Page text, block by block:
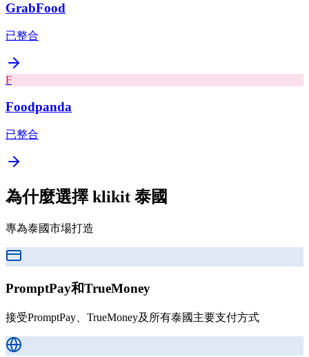
GrabFood
已整合
F
Foodpanda
已整合
為什麼選擇 klikit 泰國
專為泰國市場打造
PromptPay和TrueMoney
接受PromptPay、TrueMoney及所有泰國主要支付方式